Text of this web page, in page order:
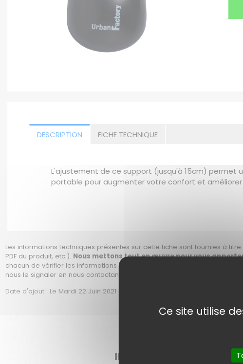
DESCRIPTION FICHE TECHNIQUE
L'ajustement de ce support (jusqu'à 15cm) permet
portable pour augmenter votre confort et
Les informations techniques présentes sur cette fiche sont fournies à
PDF du produit, etc.). Nous mettons tout en œuvre pour vous
chacun de vérifier les informations avant son achat, soit en prenant
nous le signaler en nous contactant afin que nous puissions corriger ces
Date d'ajout : Le Mardi 22 Juin 2021 à 12h08 | date de modification : Le
INSCRIPTION À NOTRE
Ce site utilise